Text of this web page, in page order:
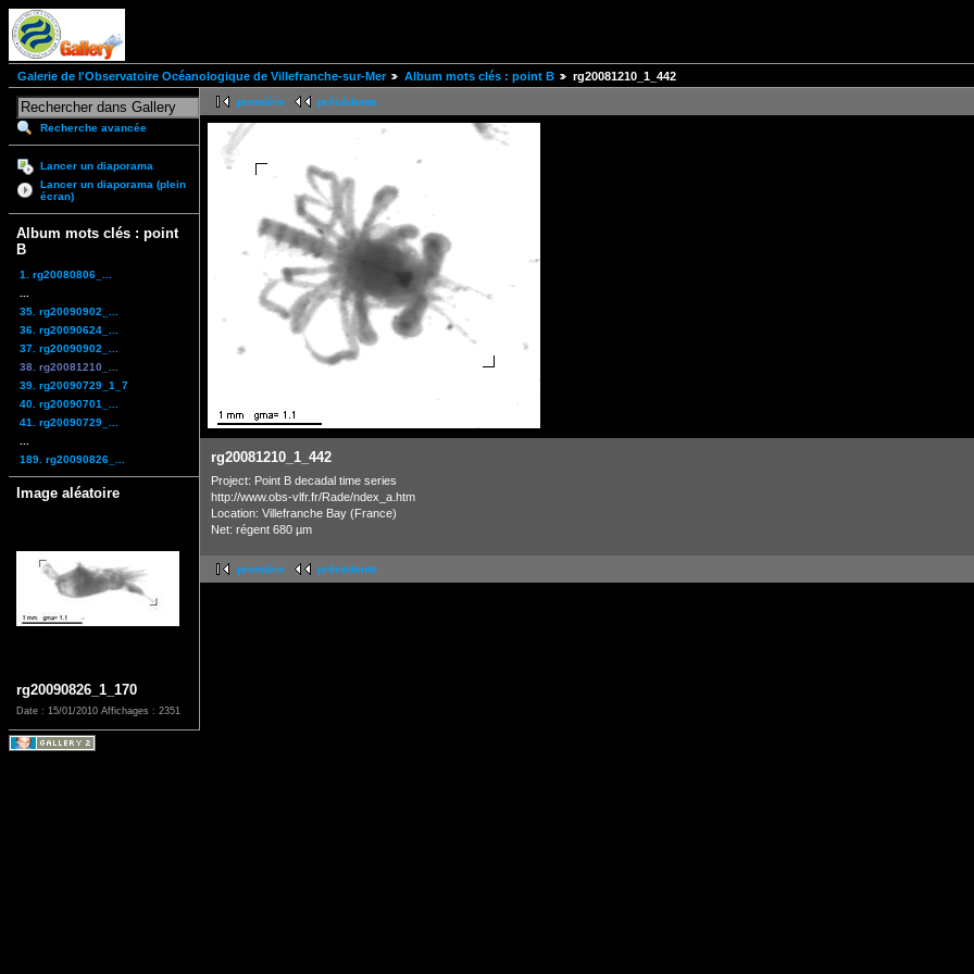
Galerie de l'Observatoire Océanologique de Villefranche-sur-Mer Album mots clés : point B rg20081210_1_442
Recherche avancée
Lancer un diaporama
Lancer un diaporama (plein
écran)
Album mots clés : point
B
1. rg20080806_...
35. rg20090902_...
36. rg20090624_...
37. rg20090902_...
38. rg20081210_...
39. rg20090729_1_7
40. rg20090701_...
41. rg20090729_...
189. rg20090826_...
Image aléatoire
rg20090826_1_170
Date : 15/01/2010 Affichages : 2351
première précédente
rg20081210_1_442
Project: Point B decadal time series
http://www.obs-vlfr.fr/Rade/ndex_a.htm
Location: Villefranche Bay (France)
Net: régent 680 µm
première précédente